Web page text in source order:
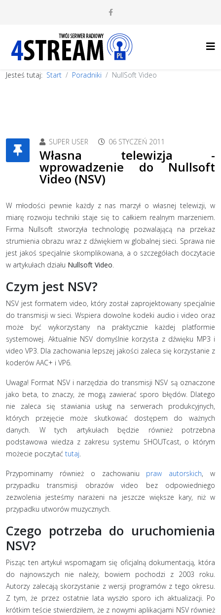
Jesteś tutaj: Start Poradniki NullSoft Video
SUPER USER 06 STYCZEŃ 2011
Własna telewizja -
wprowadzenie do Nullsoft
Video (NSV)
W młodości pewnie każdy z nas marzył o własnej telewizji, w
miarę rozwoju techniki staje się to całkiem realnym marzeniem.
Firma Nullsoft stworzyła technologię pozwalającą na przekaz
strumienia obrazu wraz z dźwiękiem w globalnej sieci. Sprawa nie
jest jakoś specjalnie skomplikowana, a o szczegółach doczytacie
w artykułach działu Nullsoft Video.
Czym jest NSV?
NSV jest formatem video, który został zaprojektowany specjalnie
do transmisji w sieci. Wspiera dowolne kodeki audio i video oraz
może być wykorzystany na praktycznie każdej platformie
systemowej. Aktualnie NSV domyślnie korzysta z dźwięku MP3 i
video VP3. Dla zachowania lepszej jakości zaleca się korzystanie z
koderów AAC+ i VP6.
Uwaga! Format NSV i narzędzia do transmisji NSV są oznaczone
jako beta, to znaczy, że mogą zawierać sporo błędów. Dlatego
nie zaleca się stawiania usług na serwerach produkcyjnych,
których przejęcie może skutkować dostępem do ważnych
danych. W tych artykułach będzie również potrzebna
podstawowa wiedza z zakresu systemu SHOUTcast, o którym
możecie poczytać tutaj.
Przypominamy również o zachowaniu praw autorskich, w
przypadku transmisji obrazów video bez odpowiedniego
zezwolenia jesteśmy narażeni na jeszcze większe kary, niż w
przypadku utworów muzycznych.
Czego potrzeba do uruchomienia
NSV?
Pisząc ten artykuł wspomagam się oficjalną dokumentacją, która
do najnowszych nie należy, bowiem pochodzi z 2003 roku.
Autorzy zalecają skorzystanie z wersji programów z tego okresu.
Z tym, że przez ostatnie lata wyszło sporo ich aktualizacji. Po
krótkim teście stwierdziłem, że z nowymi aplikacjami NSV również